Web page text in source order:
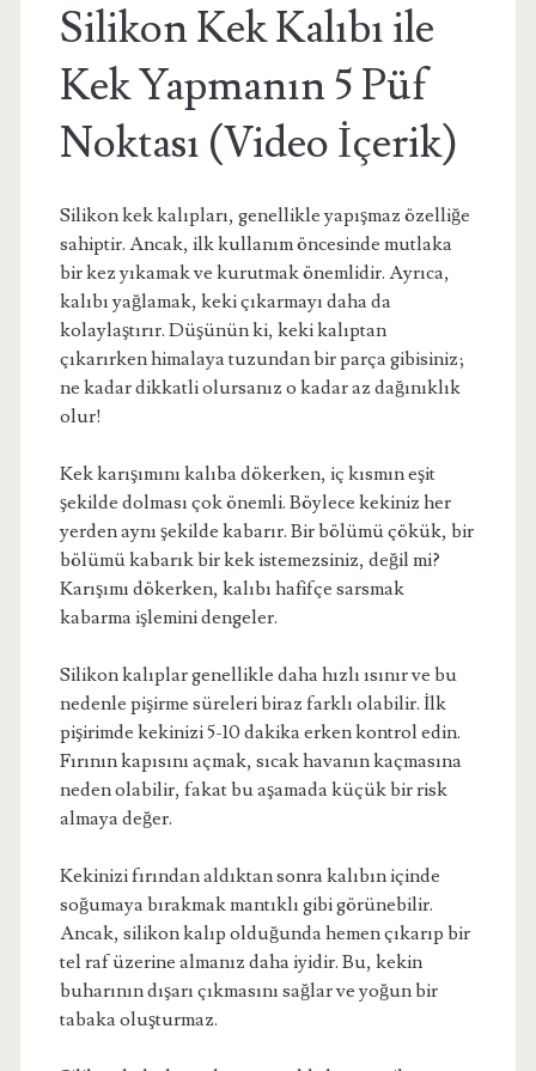
Silikon Kek Kalıbı ile
Kek Yapmanın 5 Püf
Noktası (Video İçerik)
Silikon kek kalıpları, genellikle yapışmaz özelliğe
sahiptir. Ancak, ilk kullanım öncesinde mutlaka
bir kez yıkamak ve kurutmak önemlidir. Ayrıca,
kalıbı yağlamak, keki çıkarmayı daha da
kolaylaştırır. Düşünün ki, keki kalıptan
çıkarırken himalaya tuzundan bir parça gibisiniz;
ne kadar dikkatli olursanız o kadar az dağınıklık
olur!
Kek karışımını kalıba dökerken, iç kısmın eşit
şekilde dolması çok önemli. Böylece kekiniz her
yerden aynı şekilde kabarır. Bir bölümü çökük, bir
bölümü kabarık bir kek istemezsiniz, değil mi?
Karışımı dökerken, kalıbı hafifçe sarsmak
kabarma işlemini dengeler.
Silikon kalıplar genellikle daha hızlı ısınır ve bu
nedenle pişirme süreleri biraz farklı olabilir. İlk
pişirimde kekinizi 5-10 dakika erken kontrol edin.
Fırının kapısını açmak, sıcak havanın kaçmasına
neden olabilir, fakat bu aşamada küçük bir risk
almaya değer.
Kekinizi fırından aldıktan sonra kalıbın içinde
soğumaya bırakmak mantıklı gibi görünebilir.
Ancak, silikon kalıp olduğunda hemen çıkarıp bir
tel raf üzerine almanız daha iyidir. Bu, kekin
buharının dışarı çıkmasını sağlar ve yoğun bir
tabaka oluşturmaz.